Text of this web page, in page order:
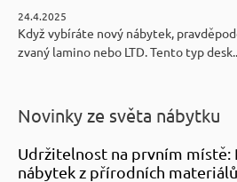
24.4.2025
Když vybíráte nový nábytek,
zvaný lamino nebo LTD. Tento typ
Novinky ze světa nábytku
Udržitelnost na prvním místě:
nábytek z přírodních